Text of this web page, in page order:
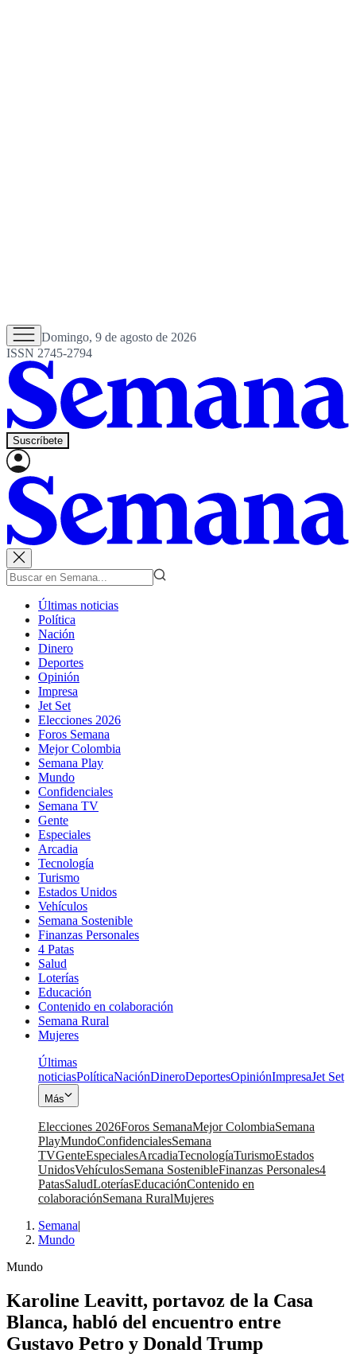
Domingo, 9 de agosto de 2026
ISSN 2745-2794
Suscríbete
Últimas noticias
Política
Nación
Dinero
Deportes
Opinión
Impresa
Jet Set
Elecciones 2026
Foros Semana
Mejor Colombia
Semana Play
Mundo
Confidenciales
Semana TV
Gente
Especiales
Arcadia
Tecnología
Turismo
Estados Unidos
Vehículos
Semana Sostenible
Finanzas Personales
4 Patas
Salud
Loterías
Educación
Contenido en colaboración
Semana Rural
Mujeres
Últimas
noticiasPolíticaNaciónDineroDeportesOpiniónImpresaJet Set
Más
Elecciones 2026Foros SemanaMejor ColombiaSemana
PlayMundoConfidencialesSemana
TVGenteEspecialesArcadiaTecnologíaTurismoEstados
UnidosVehículosSemana SostenibleFinanzas Personales4
PatasSaludLoteríasEducaciónContenido en
colaboraciónSemana RuralMujeres
Semana|
Mundo
Mundo
Karoline Leavitt, portavoz de la Casa
Blanca, habló del encuentro entre
Gustavo Petro y Donald Trump